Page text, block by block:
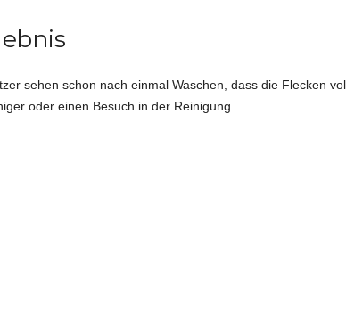
sehen schon nach einmal Waschen, dass die Flecken
oder einen Besuch in der Reinigung.